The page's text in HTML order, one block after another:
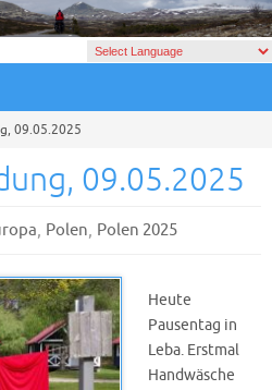
09.05.2025
09.05.2025
, Polen, Polen 2025
Heute
Pausentag in
Leba. Erstmal
Handwäsche